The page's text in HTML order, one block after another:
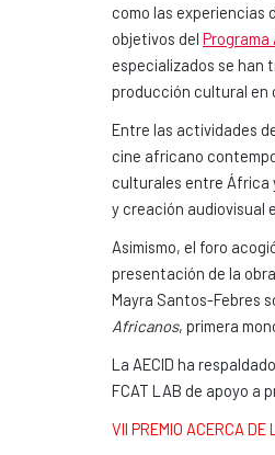
como las experiencias
objetivos del
especializados se han
producción cultural en
Entre las actividades
cine africano
culturales entre África
y creación audiovisual
Asimismo, el foro
presentación de la
Mayra Santos-Febres
Africanos, primera
La AECID ha
FCAT LAB de apoyo a
VII PREMIO ACERCA